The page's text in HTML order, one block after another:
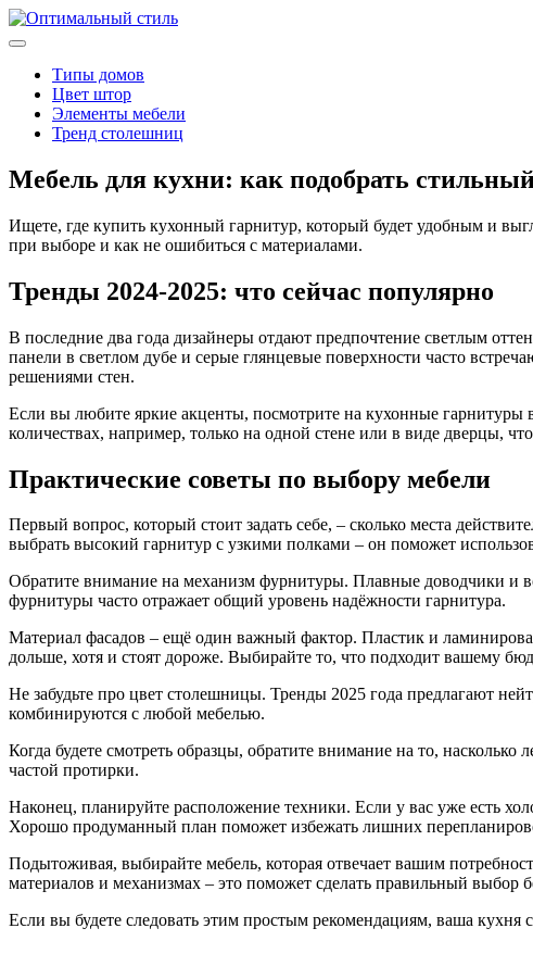
Типы домов
Цвет штор
Элементы мебели
Тренд столешниц
Мебель для кухни: как подобрать
Ищете, где купить кухонный гарнитур, который будет удобным и
при выборе и как не ошибиться с материалами.
Тренды 2024‑2025: что сейчас популярно
В последние два года дизайнеры отдают предпочтение светлым
панели в светлом дубе и серые глянцевые поверхности часто
решениями стен.
Если вы любите яркие акценты, посмотрите на кухонные
количествах, например, только на одной стене или в виде дверцы,
Практические советы по выбору мебели
Первый вопрос, который стоит задать себе, – сколько места
выбрать высокий гарнитур с узкими полками – он поможет
Обратите внимание на механизм фурнитуры. Плавные доводчики и
фурнитуры часто отражает общий уровень надёжности гарнитура.
Материал фасадов – ещё один важный фактор. Пластик и
дольше, хотя и стоят дороже. Выбирайте то, что подходит вашему
Не забудьте про цвет столешницы. Тренды 2025 года предлагают
комбинируются с любой мебелью.
Когда будете смотреть образцы, обратите внимание на то,
частой протирки.
Наконец, планируйте расположение техники. Если у вас уже есть
Хорошо продуманный план поможет избежать лишних
Подытоживая, выбирайте мебель, которая отвечает вашим
материалов и механизмах – это поможет сделать правильный выбор
Если вы будете следовать этим простым рекомендациям, ваша